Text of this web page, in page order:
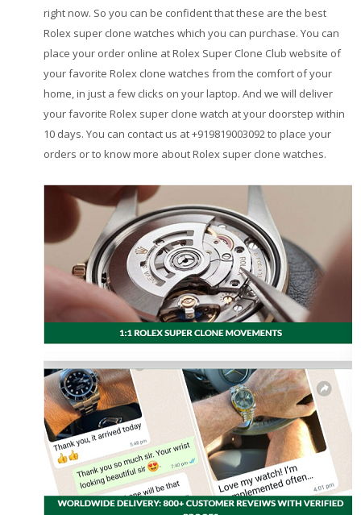
right now. So you can be confident that these are the best
Rolex super clone watches which you can purchase. You can
place your order online at Rolex Super Clone Club website of
your favorite Rolex clone watches from the comfort of your
home, in just a few clicks on your laptop. And we will deliver
your favorite Rolex super clone watch at your doorstep within
10 days. You can contact us at +919819003092 to place your
orders or to know more about Rolex super clone watches.